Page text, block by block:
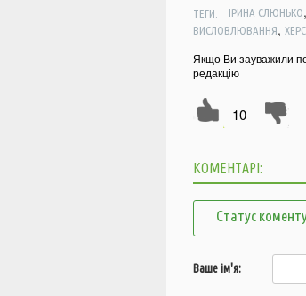
ТЕГИ: ІРИНА СЛЮНЬКО,
ВИСЛОВЛЮВАННЯ,
Якщо Ви зауважили
редакцію
10
КОМЕНТАРІ:
Статус
Ваше ім'я: